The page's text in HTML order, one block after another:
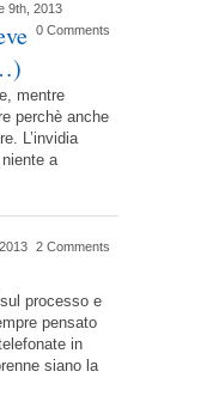
9th, 2013
0 Comments
mentre
perchè anche
L’invidia
a
2 Comments
processo e
pensato
in
siano la